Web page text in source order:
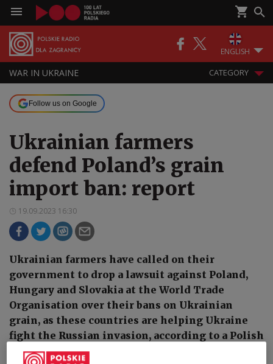
ENGLISH
WAR IN UKRAINE CATEGORY
Follow us on Google
Ukrainian farmers
defend Poland’s grain
import ban: report
19.09.2023 16:30
Ukrainian farmers have called on their
government to drop a lawsuit against Poland,
Hungary and Slovakia at the World Trade
Organisation over their bans on Ukrainian
grain, as these countries are helping Ukraine
fight the Russian invasion, according to a Polish
website.